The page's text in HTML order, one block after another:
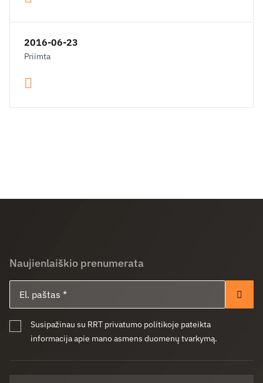
2016-06-23
Priimta
Naujienlaiškio prenumerata
Susipažinau su RRT privatumo politikoje pateikta
informacija apie mano asmens duomenų tvarkymą.